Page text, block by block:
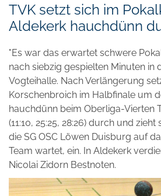
TVK setzt sich im
Aldekerk hauchdünn
"Es war das erwartet schwere
nach siebzig gespielten Minuten in
Vogteihalle. Nach Verlängerung
Korschenbroich im Halbfinale um
hauchdünn beim Oberliga-Vierten
(11:10, 25:25, 28:26) durch und
die SG OSC Löwen Duisburg auf
Team wartet, ein. In Aldekerk
Nicolai Zidorn Bestnoten.